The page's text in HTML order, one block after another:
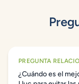
PREGUNTA
¿Cuándo es el